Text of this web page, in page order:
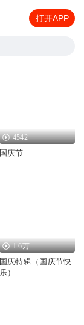
打开APP
4542
国庆节
1.6万
国庆特辑（国庆节快
乐）